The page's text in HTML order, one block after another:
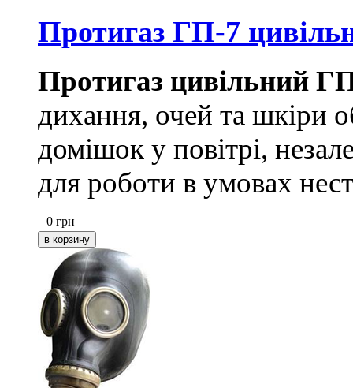
Протигаз ГП-7
Протигаз цивільний
дихання, очей та шкіри
домішок у повітрі,
для роботи в умовах
0 грн